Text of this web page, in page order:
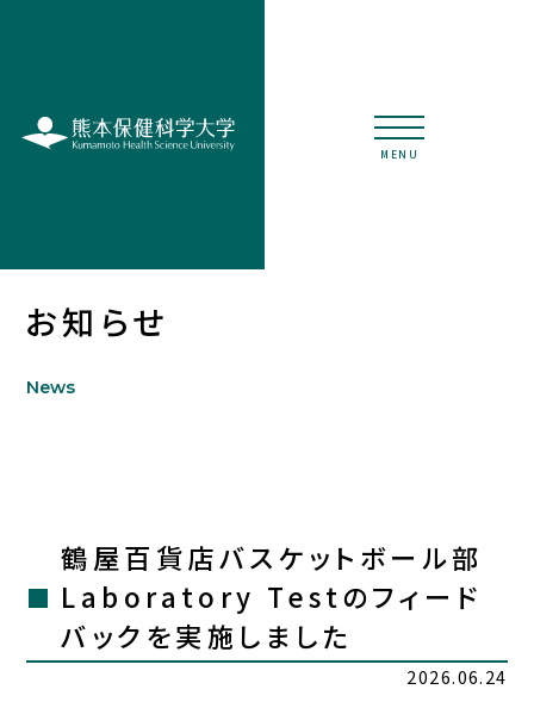
MENU
お知らせ
News
鶴屋百貨店バスケットボール部
Laboratory Testのフィード
バックを実施しました
2026.06.24